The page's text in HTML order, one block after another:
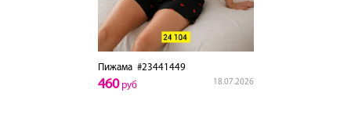
Пижама#23441449
18.07.2026
460руб